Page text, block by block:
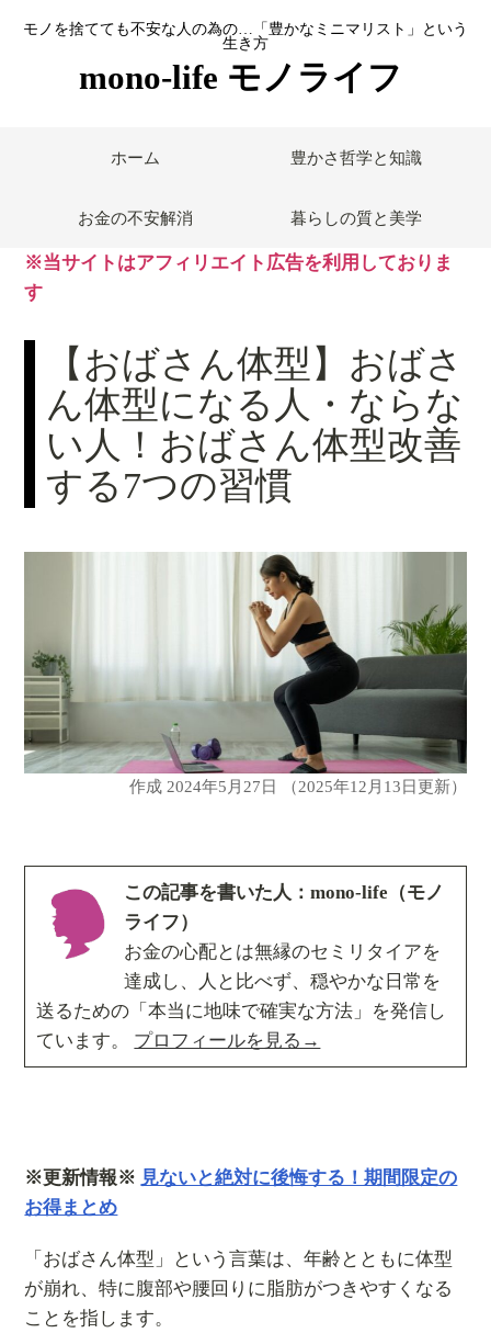
モノを捨てても不安な人の為の…「豊かなミニマリスト」という
生き方
mono-life モノライフ
ホーム 豊かさ哲学と知識
お金の不安解消 暮らしの質と美学
※当サイトはアフィリエイト広告を利用しておりま
す
【おばさん体型】おばさ
ん体型になる人・ならな
い人！おばさん体型改善
する7つの習慣
作成2024年5月27日 （2025年12月13日更新）
この記事を書いた人：mono-life（モノ
ライフ）
お金の心配とは無縁のセミリタイアを
達成し、人と比べず、穏やかな日常を
送るための「本当に地味で確実な方法」を発信し
ています。 プロフィールを見る→
※更新情報※ 見ないと絶対に後悔する！期間限定の
お得まとめ
「おばさん体型」という言葉は、年齢とともに体型
が崩れ、特に腹部や腰回りに脂肪がつきやすくなる
ことを指します。